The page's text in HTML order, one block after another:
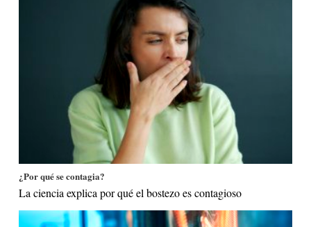
¿Por qué se contagia?
La ciencia explica por qué el bostezo es contagioso